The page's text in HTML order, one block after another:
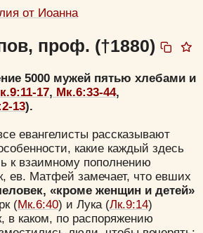
от Иоанна
проф. (†1880)
5000 мужей пятью хлебами и
17, Мк.6:33-44,
13).
евангелисты рассказывают
какие каждый здесь
к взаимному пополнению
ев. Матфей замечает, что евших
«кроме женщин и детей»
(Мк.6:40) и Лука (Лк.9:14)
в каком, по распоряжению